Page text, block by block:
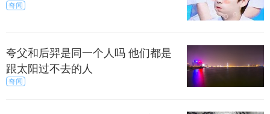
帝的部落联盟用的是家长制也叫中央集权，一切
贫瘠的黄河中上游地区，食物单调主要以狩猎为主，
民风强悍因此更能够在战争中发挥战斗力。
来源：半面妆 小可爱 /
奇闻
夸父和后羿是同一个人吗 他们都是
跟太阳过不去的人
奇闻